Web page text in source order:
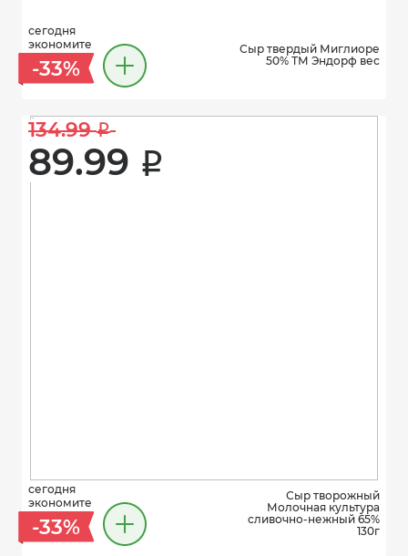
сегодня
экономите
-33%
Сыр твердый Миглиоре
50% ТМ Эндорф вес
134.99 i
89.99 i
сегодня
экономите
-33%
Сыр творожный
Молочная культура
сливочно-нежный 65%
130г